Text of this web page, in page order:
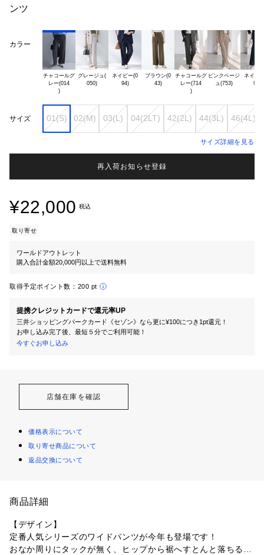
ンツ
カラー
チャコールグ
レー(014
)
グレージュ(
ネイビー(0
94)
ブラウン(0
43)
チャコールグ
レー(714
)
ピンクベージ
ネイビ
サイズ 01(S) 02(M) 03(L) 04(2LT) 42(2L) 44(3L) 46(4L)
サイズ詳細を見る
再入荷お知らせ登録
¥22,000 税込
取り寄せ
ワールドアウトレット
購入合計金額20,000円以上で送料無料
取得予定ポイント数： 200 pt
提携クレジットカードで還元率UP
三井ショッピングパークカード《セゾン》なら更に¥100につき1pt還元！
お申し込み完了後、最短５分でご利用可能！
今すぐお申し込み
店舗在庫を確認
価格表示について
取り寄せ商品について
返品交換について
商品詳細
【デザイン】
定番人気シリーズのワイドパンツが今年も登場です！
おなか周りにタックが無く、ヒップから裾へすとんと落ちるす